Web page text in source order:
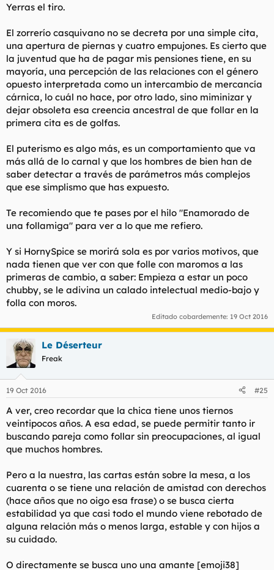
Yerras el tiro.
El zorrerío casquivano no se decreta por una simple cita,
una apertura de piernas y cuatro empujones. Es cierto que
la juventud que ha de pagar mis pensiones tiene, en su
mayoría, una percepción de las relaciones con el género
opuesto interpretada como un intercambio de mercancía
cárnica, lo cuál no hace, por otro lado, sino miminizar y
dejar obsoleta esa creencia ancestral de que follar en la
primera cita es de golfas.
El puterismo es algo más, es un comportamiento que va
más allá de lo carnal y que los hombres de bien han de
saber detectar a través de parámetros más complejos
que ese simplismo que has expuesto.
Te recomiendo que te pases por el hilo "Enamorado de
una follamiga" para ver a lo que me refiero.
Y si HornySpice se morirá sola es por varios motivos, que
nada tienen que ver con que folle con maromos a las
primeras de cambio, a saber: Empieza a estar un poco
chubby, se le adivina un calado intelectual medio-bajo y
folla con moros.
Editado cobardemente: 19 Oct 2016
Le Déserteur
Freak
19 Oct 2016 #25
A ver, creo recordar que la chica tiene unos tiernos
veintipocos años. A esa edad, se puede permitir tanto ir
buscando pareja como follar sin preocupaciones, al igual
que muchos hombres.
Pero a la nuestra, las cartas están sobre la mesa, a los
cuarenta o se tiene una relación de amistad con derechos
(hace años que no oigo esa frase) o se busca cierta
estabilidad ya que casi todo el mundo viene rebotado de
alguna relación más o menos larga, estable y con hijos a
su cuidado.
O directamente se busca uno una amante [emoji38]